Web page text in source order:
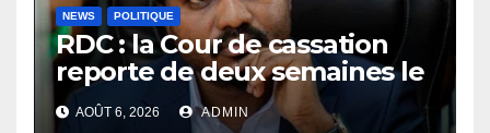
NEWS POLITIQUE
RDC : la Cour de cassation
reporte de deux semaines le
procès Frivao
AOÛT 6, 2026 ADMIN